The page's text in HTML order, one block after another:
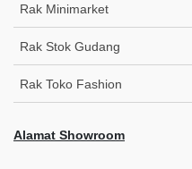
Rak Minimarket
Rak Stok Gudang
Rak Toko Fashion
Alamat Showroom